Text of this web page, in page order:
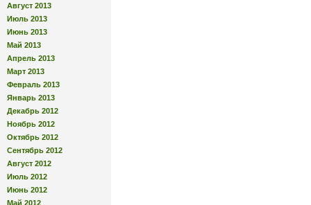
Август 2013
Июль 2013
Июнь 2013
Май 2013
Апрель 2013
Март 2013
Февраль 2013
Январь 2013
Декабрь 2012
Ноябрь 2012
Октябрь 2012
Сентябрь 2012
Август 2012
Июль 2012
Июнь 2012
Май 2012